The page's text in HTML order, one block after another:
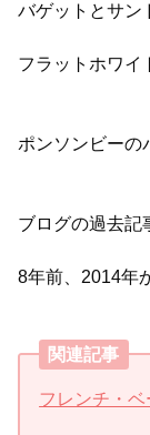
バゲットとサン
フラットホワイ
ポンソンビーの
ブログの過去記
8年前、2014年
関連記事
フレンチ・